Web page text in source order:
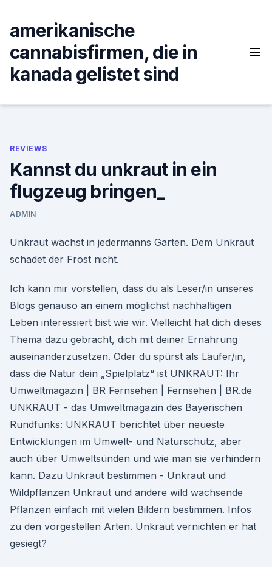
content
amerikanische
cannabisfirmen, die in
kanada gelistet sind
REVIEWS
Kannst du unkraut in ein
flugzeug bringen_
ADMIN
Unkraut wächst in jedermanns Garten. Dem Unkraut
schadet der Frost nicht.
Ich kann mir vorstellen, dass du als Leser/in unseres
Blogs genauso an einem möglichst nachhaltigen
Leben interessiert bist wie wir. Vielleicht hat dich dieses
Thema dazu gebracht, dich mit deiner Ernährung
auseinanderzusetzen. Oder du spürst als Läufer/in,
dass die Natur dein „Spielplatz“ ist UNKRAUT: Ihr
Umweltmagazin | BR Fernsehen | Fernsehen | BR.de
UNKRAUT - das Umweltmagazin des Bayerischen
Rundfunks: UNKRAUT berichtet über neueste
Entwicklungen im Umwelt- und Naturschutz, aber
auch über Umweltsünden und wie man sie verhindern
kann. Dazu Unkraut bestimmen - Unkraut und
Wildpflanzen Unkraut und andere wild wachsende
Pflanzen einfach mit vielen Bildern bestimmen. Infos
zu den vorgestellen Arten. Unkraut vernichten er hat
gesiegt?